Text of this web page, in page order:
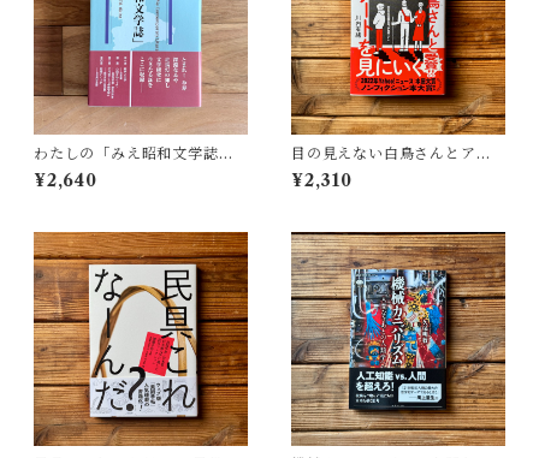
わたしの「みえ昭和文学誌」 |
藤田 明
¥2,640
目の見えない白鳥さんとアー
トを見にいく | 川内 有緒
¥2,310